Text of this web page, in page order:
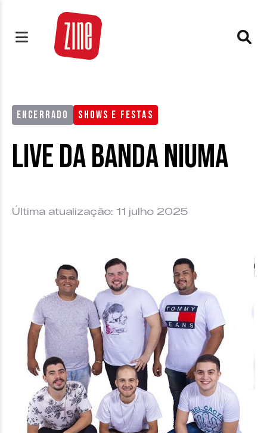
ENCERRADO SHOWS E FESTAS
Live da Banda Niuma
Última atualização: 11 julho 2025